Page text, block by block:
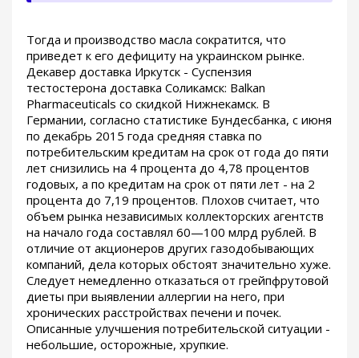
Тогда и производство масла сократится, что
приведет к его дефициту на украинском рынке.
Декавер доставка Иркутск - Суспензия
тестостерона доставка Соликамск: Balkan
Pharmaceuticals со скидкой Нижнекамск. В
Германии, согласно статистике Бундесбанка, с июня
по декабрь 2015 года средняя ставка по
потребительским кредитам на срок от года до пяти
лет снизились на 4 процента до 4,78 процентов
годовых, а по кредитам на срок от пяти лет - на 2
процента до 7,19 процентов. Плохов считает, что
объем рынка независимых коллекторских агентств
на начало года составлял 60—100 млрд рублей. В
отличие от акционеров других газодобывающих
компаний, дела которых обстоят значительно хуже.
Следует немедленно отказаться от грейпфрутовой
диеты при выявлении аллергии на него, при
хронических расстройствах печени и почек.
Описанные улучшения потребительской ситуации -
небольшие, осторожные, хрупкие.